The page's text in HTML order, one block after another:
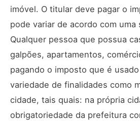
imóvel. O titular deve pagar o
pode variar de acordo com
Qualquer pessoa que possua
galpões, apartamentos,
pagando o imposto que é
variedade de finalidades como
cidade, tais quais: na própria
obrigatoriedade da prefeitura